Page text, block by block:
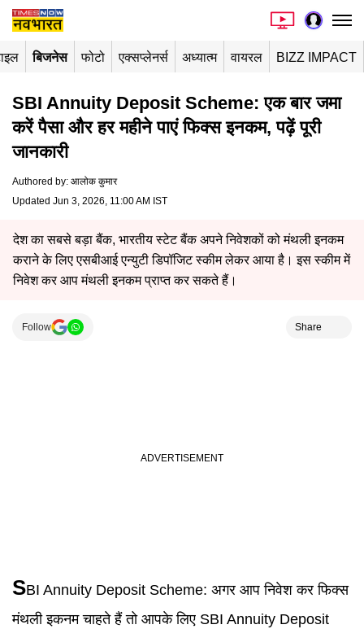
बिजनेस फोटो एक्सप्लेनर्स अध्यात्म वायरल BIZZ IMPACT
SBI Annuity Deposit Scheme: एक बार जमा
करें पैसा और हर महीने पाएं फिक्स इनकम, पढ़ें पूरी
जानकारी
Authored by: आलोक कुमार
Updated Jun 3, 2026, 11:00 AM IST
देश का सबसे बड़ा बैंक, भारतीय स्टेट बैंक अपने निवेशकों को मंथली इनकम
कराने के लिए एसबीआई एन्युटी डिपॉजिट स्कीम लेकर आया है। इस स्कीम में
निवेश कर आप मंथली इनकम प्राप्त कर सकते हैं।
Follow Share
SBI Annuity Deposit Scheme: अगर आप निवेश कर फिक्स
मंथली इकनम चाहते हैं तो आपके लिए SBI Annuity Deposit